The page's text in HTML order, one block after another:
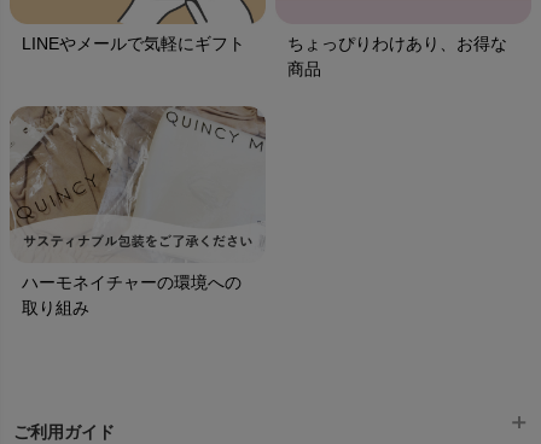
LINEやメールで気軽にギフト
ちょっぴりわけあり、お得な
商品
ハーモネイチャーの環境への
取り組み
ご利用ガイド